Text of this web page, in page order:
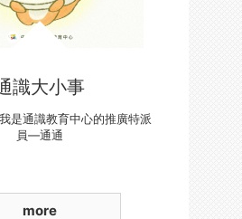
識大小事
是通識教育中心的推廣特派
員—通通
more